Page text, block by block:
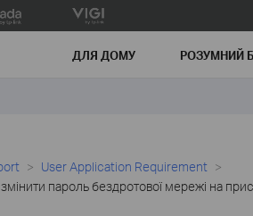
ДЛЯ ДОМУ РОЗУМНИЙ
User Application Requirement
пароль бездротової мережі на